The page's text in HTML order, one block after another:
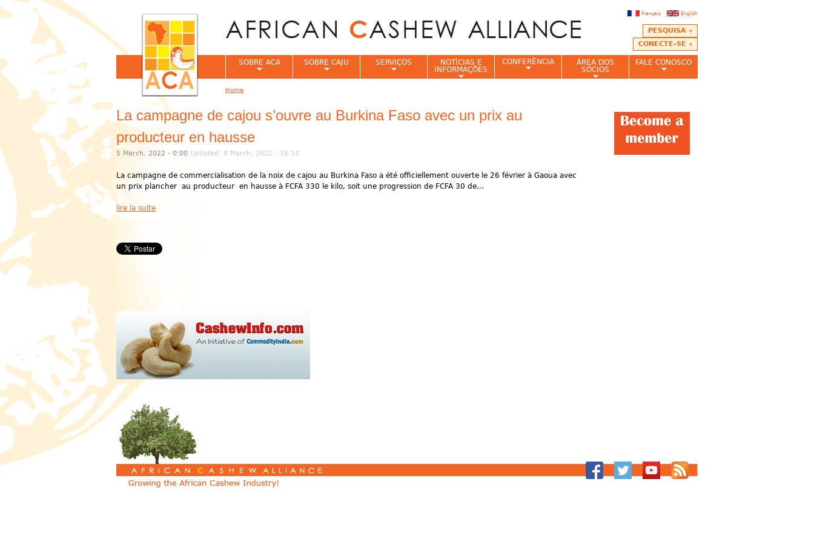
English
Français
PESQUISA
CONECTE-SE
La campagne de cajou s’ouvre au Burkina Faso avec un prix au
producteur en hausse
5 March, 2022 - 0:00 Updated: 8 March, 2022 - 16:14
La campagne de commercialisation de la noix de cajou au Burkina Faso a été officiellement ouverte le 26 février à Gaoua avec
un prix plancher au producteur en hausse à FCFA 330 le kilo, soit une progression de FCFA 30 de...
lire la suite
SOBRE ACA SOBRE CAJU SERVIÇOS
NOTÍCIAS E
INFORMAÇÕES
CONFERÊNCIA
ÁREA DOS
SÓCIOS
FALE CONOSCO
Home